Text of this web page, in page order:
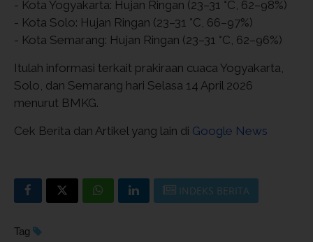
- Kota Yogyakarta: Hujan Ringan (23–31 °C, 62–98%)
- Kota Solo: Hujan Ringan (23–31 °C, 66–97%)
- Kota Semarang: Hujan Ringan (23–31 °C, 62–96%)
Itulah informasi terkait prakiraan cuaca Yogyakarta,
Solo, dan Semarang hari Selasa 14 April 2026
menurut BMKG.
Cek Berita dan Artikel yang lain di Google News
INDEKS BERITA
Tag